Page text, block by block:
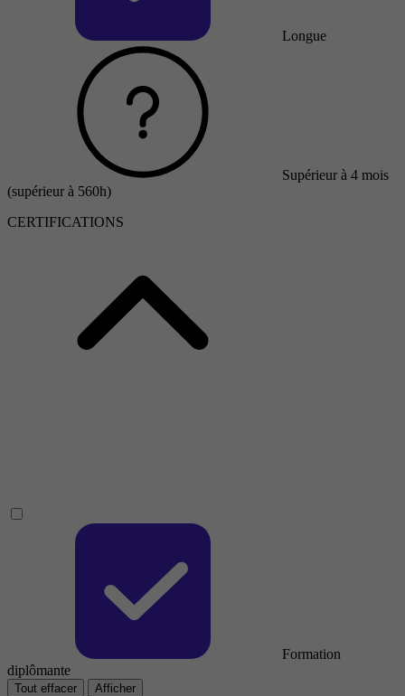
Longue
Supérieur à 4 mois
(supérieur à 560h)
CERTIFICATIONS
Formation
diplômante
Tout effacer Afficher